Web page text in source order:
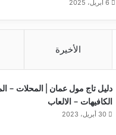
6 أبريل، 2025
الأخيرة
دليل تاج مول عمان | المحلات –
الكافيهات – الالعاب
30 أبريل، 2023